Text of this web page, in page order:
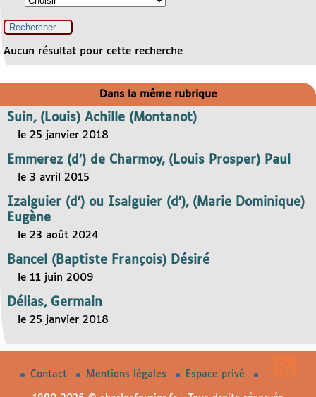
Aucun résultat pour cette recherche
Dans la même rubrique
Suin, (Louis) Achille (Montanot)
le 25 janvier 2018
Emmerez (d’) de Charmoy, (Louis Prosper) Paul
le 3 avril 2015
Izalguier (d’) ou Isalguier (d’), (Marie Dominique)
Eugène
le 23 août 2024
Bancel (Baptiste François) Désiré
le 11 juin 2009
Délias, Germain
le 25 janvier 2018
Contact Mentions légales Espace privé